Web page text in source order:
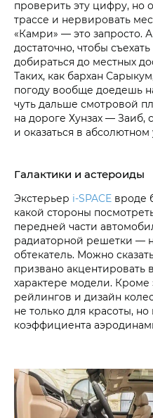
проверить эту цифру, но
трассе и нервировать
«Камри» — это запросто.
достаточно, чтобы
добираться до местных
Таких, как бархан
погоду вообще доедешь
чуть дальше смотровой
на дороге Хунзах — Заиб,
и оказаться в
Галактики и астероиды
Экстерьер i‑SPACE вроде
какой стороны
передней части
радиаторной решетки —
обтекатель. Можно
призвано
характере модели. Кроме
рейлингов и дизайн
не только для красоты,
коэффициента